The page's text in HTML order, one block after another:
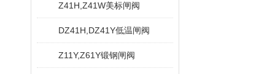
Z41H,Z41W美标闸阀
DZ41H,DZ41Y低温闸阀
Z11Y,Z61Y锻钢闸阀